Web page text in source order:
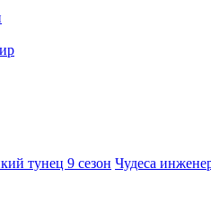
тунец 9 сезон Чудеса